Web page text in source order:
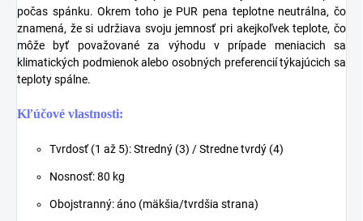
počas spánku. Okrem toho je PUR pena teplotne neutrálna, čo
znamená, že si udržiava svoju jemnosť pri akejkoľvek teplote, čo
môže byť považované za výhodu v prípade meniacich sa
klimatických podmienok alebo osobných preferencií týkajúcich sa
teploty spálne.
Kľúčové vlastnosti:
Tvrdosť (1 až 5): Stredný (3) / Stredne tvrdý (4)
Nosnosť: 80 kg
Obojstranný: áno (mäkšia/tvrdšia strana)